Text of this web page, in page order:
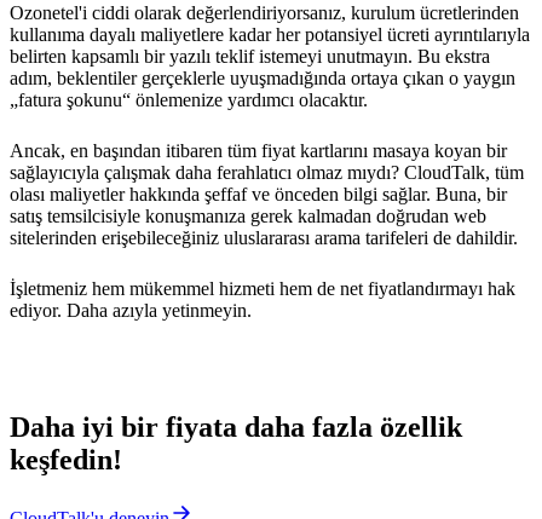
Ozonetel'i ciddi olarak değerlendiriyorsanız, kurulum ücretlerinden
kullanıma dayalı maliyetlere kadar her potansiyel ücreti ayrıntılarıyla
belirten kapsamlı bir yazılı teklif istemeyi unutmayın. Bu ekstra
adım, beklentiler gerçeklerle uyuşmadığında ortaya çıkan o yaygın
„fatura şokunu“ önlemenize yardımcı olacaktır.
Ancak, en başından itibaren tüm fiyat kartlarını masaya koyan bir
sağlayıcıyla çalışmak daha ferahlatıcı olmaz mıydı? CloudTalk, tüm
olası maliyetler hakkında şeffaf ve önceden bilgi sağlar. Buna, bir
satış temsilcisiyle konuşmanıza gerek kalmadan doğrudan web
sitelerinden erişebileceğiniz uluslararası arama tarifeleri de dahildir.
İşletmeniz hem mükemmel hizmeti hem de net fiyatlandırmayı hak
ediyor. Daha azıyla yetinmeyin.
Daha iyi bir fiyata daha fazla özellik
keşfedin!